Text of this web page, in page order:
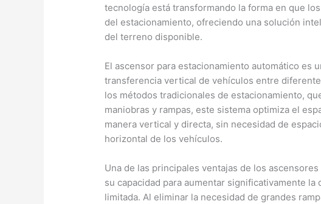
tecnología está transformando la forma en que
del estacionamiento, ofreciendo una solución
del terreno disponible.
El ascensor para estacionamiento automático es
transferencia vertical de vehículos entre
los métodos tradicionales de estacionamiento,
maniobras y rampas, este sistema optimiza el
manera vertical y directa, sin necesidad de
horizontal de los vehículos.
Una de las principales ventajas de los
su capacidad para aumentar significativamente
limitada. Al eliminar la necesidad de grandes